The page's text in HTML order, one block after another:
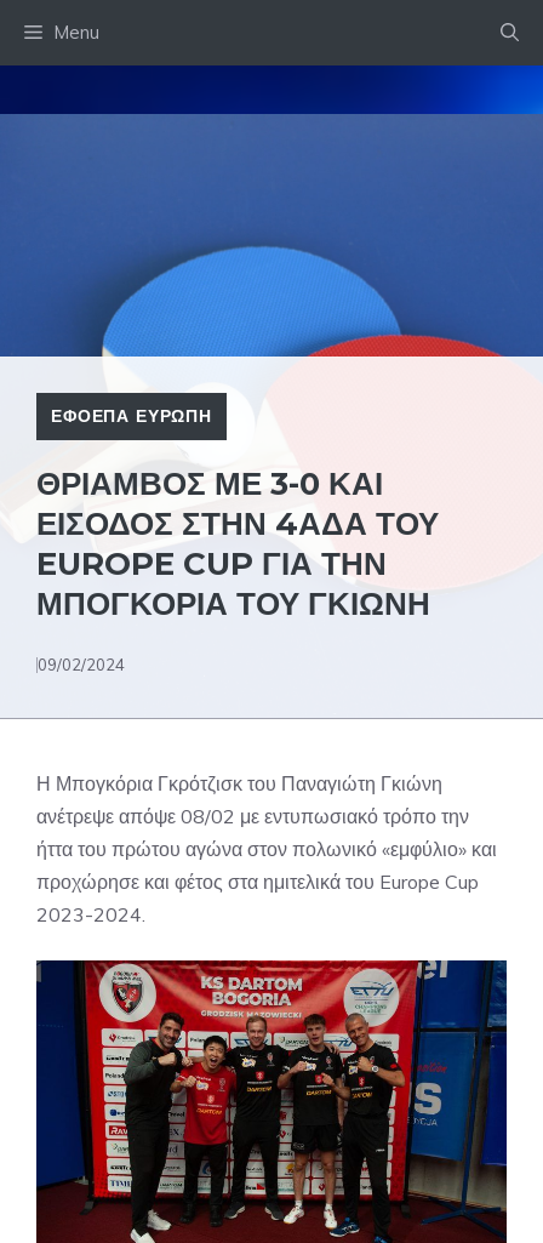
Menu
ΕΦΟΕΠΑ ΕΥΡΩΠΗ
ΘΡΙΑΜΒΟΣ ΜΕ 3-0 ΚΑΙ
ΕΙΣΟΔΟΣ ΣΤΗΝ 4ΑΔΑ ΤΟΥ
EUROPE CUP ΓΙΑ ΤΗΝ
ΜΠΟΓΚΟΡΙΑ ΤΟΥ ΓΚΙΩΝΗ
09/02/2024
Η Μπογκόρια Γκρότζισκ του Παναγιώτη Γκιώνη
ανέτρεψε απόψε 08/02 με εντυπωσιακό τρόπο την
ήττα του πρώτου αγώνα στον πολωνικό «εμφύλιο» και
προχώρησε και φέτος στα ημιτελικά του Europe Cup
2023-2024.